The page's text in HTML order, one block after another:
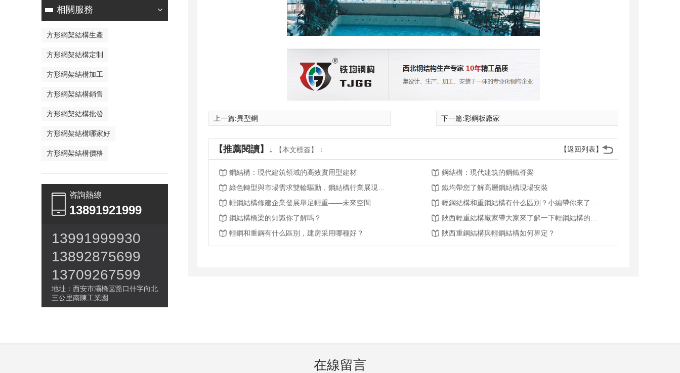
相關服務
方形網架結構生產
方形網架結構定制
方形網架結構加工
方形網架結構銷售
方形網架結構批發
方形網架結構哪家好
方形網架結構價格
咨詢熱線
13891921999
13991999930
13892875699
13709267599
地址：西安市灞橋區豁口什字向北
三公里南陳工業園
上一篇:異型鋼 下一篇:彩鋼板廠家
【返回列表】
【推薦閱讀】↓ 【本文標簽】：
鋼結構：現代建筑領域的高效實用型建材
鋼結構：現代建筑的鋼鐵脊梁
鐵均帶您了解高層鋼結構現場安裝
輕鋼結構修建企業發展舉足輕重——未來空間
鋼結構橋梁的知識你了解嗎？
輕鋼和重鋼有什么區別，建房采用哪種好？
陜西重鋼結構與輕鋼結構如何界定？
在線留言